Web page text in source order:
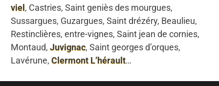
viel, Castries, Saint geniès des mourgues,
Sussargues, Guzargues, Saint drézéry, Beaulieu,
Restinclières, entre-vignes, Saint jean de cornies,
Montaud,Juvignac, Saint georges d’orques,
Lavérune,Clermont L’hérault…